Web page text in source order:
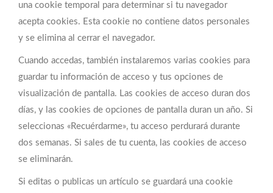
una cookie temporal para determinar si tu navegador
acepta cookies. Esta cookie no contiene datos personales
y se elimina al cerrar el navegador.
Cuando accedas, también instalaremos varias cookies para
guardar tu información de acceso y tus opciones de
visualización de pantalla. Las cookies de acceso duran dos
días, y las cookies de opciones de pantalla duran un año. Si
seleccionas «Recuérdarme», tu acceso perdurará durante
dos semanas. Si sales de tu cuenta, las cookies de acceso
se eliminarán.
Si editas o publicas un artículo se guardará una cookie